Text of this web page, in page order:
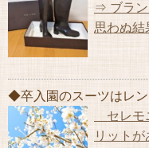
⇒ ブラン
思わぬ結
◆卒入園のスーツはレ
セレモ
リット